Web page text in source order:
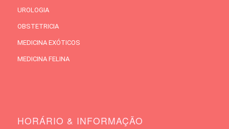
UROLOGIA
OBSTETRICIA
MEDICINA EXÓTICOS
MEDICINA FELINA
HORÁRIO & INFORMAÇÃO